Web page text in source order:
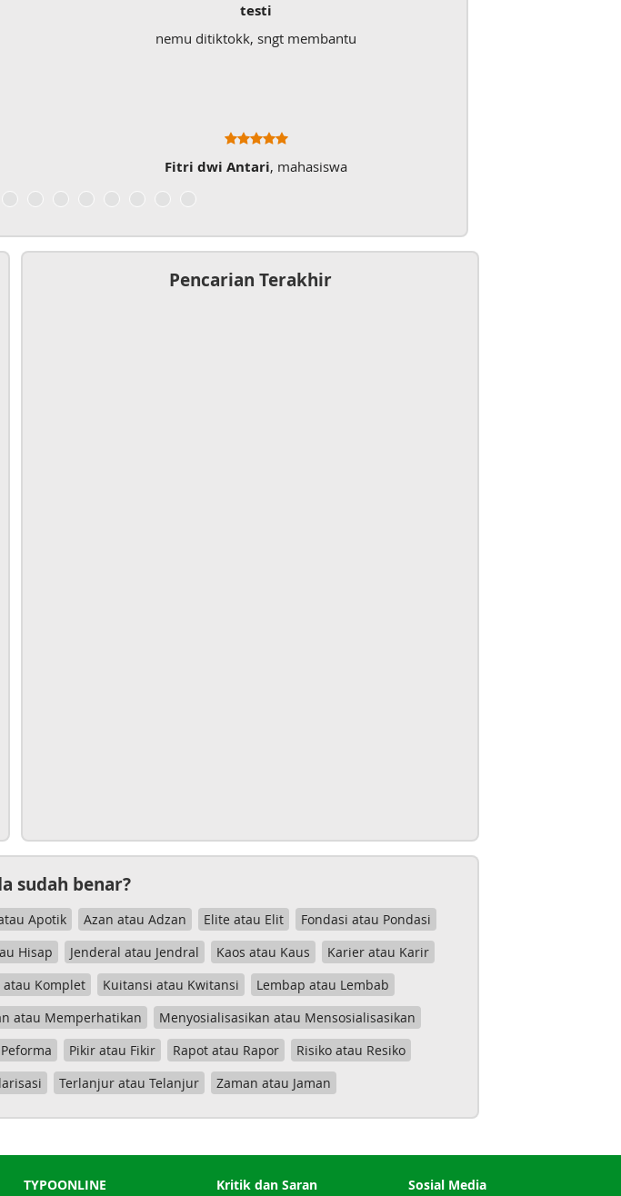
testi
nemu ditiktokk, sngt membantu
Fitri dwi Antari, mahasiswa
Pencarian Terakhir
sudah benar?
Apotik Azan atau Adzan Elite atau Elit
Fondasi atau Pondasi
Hisap Jenderal atau Jendral Kaos atau Kaus
Karier atau Karir
Komplet Kuitansi atau Kwitansi
Lembap atau Lembab
atau Memperhatikan
Menyosialisasikan atau Mensosialisasikan
Pikir atau Fikir Rapot atau Rapor
Risiko atau Resiko
Terlanjur atau Telanjur Zaman atau Jaman
TYPOONLINE Kritik dan Saran Sosial Media